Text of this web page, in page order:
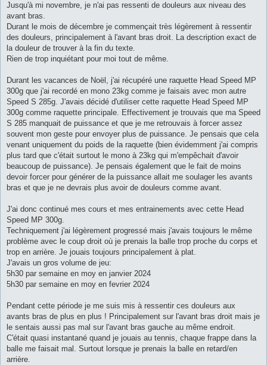
Jusqu'à mi novembre, je n'ai pas ressenti de douleurs aux niveau des
avant bras.
Durant le mois de décembre je commençait très légèrement à ressentir
des douleurs, principalement à l'avant bras droit. La description exact de
la douleur de trouver à la fin du texte.
Rien de trop inquiétant pour moi tout de même.
Durant les vacances de Noël, j'ai récupéré une raquette Head Speed MP
300g que j'ai recordé en mono 23kg comme je faisais avec mon autre
Speed S 285g. J'avais décidé d'utiliser cette raquette Head Speed MP
300g comme raquette principale. Effectivement je trouvais que ma Speed
S 285 manquait de puissance et que je me retrouvais à forcer assez
souvent mon geste pour envoyer plus de puissance. Je pensais que cela
venant uniquement du poids de la raquette (bien évidemment j'ai compris
plus tard que c'était surtout le mono à 23kg qui m'empêchait d'avoir
beaucoup de puissance). Je pensais également que le fait de moins
devoir forcer pour générer de la puissance allait me soulager les avants
bras et que je ne devrais plus avoir de douleurs comme avant.
J'ai donc continué mes cours et mes entrainements avec cette Head
Speed MP 300g.
Techniquement j'ai légèrement progressé mais j'avais toujours le même
problème avec le coup droit où je prenais la balle trop proche du corps et
trop en arrière. Je jouais toujours principalement à plat.
J'avais un gros volume de jeu:
5h30 par semaine en moy en janvier 2024
5h30 par semaine en moy en fevrier 2024
Pendant cette période je me suis mis à ressentir ces douleurs aux
avants bras de plus en plus ! Principalement sur l'avant bras droit mais je
le sentais aussi pas mal sur l'avant bras gauche au même endroit.
C'était quasi instantané quand je jouais au tennis, chaque frappe dans la
balle me faisait mal. Surtout lorsque je prenais la balle en retard/en
arrière.